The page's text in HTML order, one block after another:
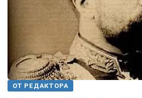
ОТ РЕДАКТОРА